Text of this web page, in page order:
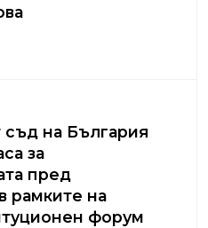
съд на България
за
пред
рамките на
форум